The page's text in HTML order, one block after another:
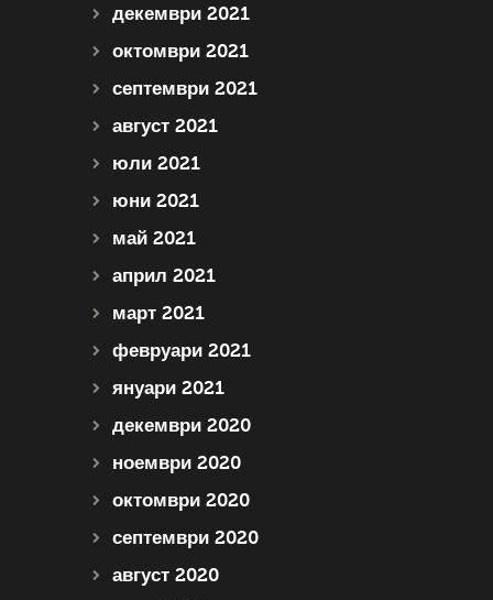
декември 2021
октомври 2021
септември 2021
август 2021
юли 2021
юни 2021
май 2021
април 2021
март 2021
февруари 2021
януари 2021
декември 2020
ноември 2020
октомври 2020
септември 2020
август 2020